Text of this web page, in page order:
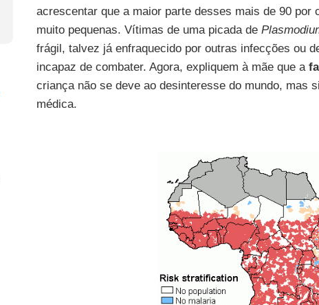
acrescentar que a maior parte desses mais de 90 por
muito pequenas. Vítimas de uma picada de
frágil, talvez já enfraquecido por outras infecções ou
incapaz de combater. Agora, expliquem à mãe que a
criança não se deve ao desinteresse do mundo, mas
médica.